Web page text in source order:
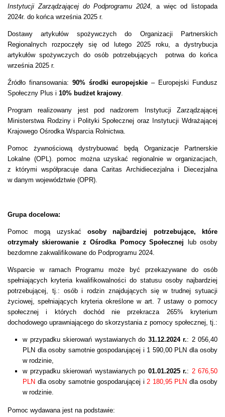
Instytucji Zarządzającej do Podprogramu 2024 , a więc od listopada
2024r. do końca września 2025 r.
Dostawy artykułów spożywczych do Organizacji Partnerskich
Regionalnych rozpoczęły się od lutego 2025 roku, a dystrybucja
artykułów spożywczych do osób potrzebujących potrwa do końca
września 2025 r.
Źródło finansowania: 90% środki europejskie – Europejski Fundusz
Społeczny Plus i 10% budżet krajowy
Program realizowany jest pod nadzorem Instytucji Zarządzającej
Ministerstwa Rodziny i Polityki Społecznej oraz Instytucji Wdrażającej
Krajowego Ośrodka Wsparcia Rolnictwa.
Pomoc żywnościową dystrybuować będą Organizacje Partnerskie
Lokalne (OPL). pomoc można uzyskać regionalnie w organizacjach,
z którymi współpracuje dana Caritas Archidiecezjalna i Diecezjalna
w danym województwie (OPR).
Grupa docelowa:
Pomoc mogą uzyskać osoby najbardziej potrzebujące, które
otrzymały skierowanie z Ośrodka Pomocy Społecznej lub osoby
bezdomne zakwalifikowane do Podprogramu 2024.
Wsparcie w ramach Programu może być przekazywane do osób
spełniających kryteria kwalifikowalności do statusu osoby najbardziej
potrzebującej, tj.: osób i rodzin znajdujących się w trudnej sytuacji
życiowej, spełniających kryteria określone w art. 7 ustawy o pomocy
społecznej i których dochód nie przekracza 265% kryterium
dochodowego uprawniającego do skorzystania z pomocy społecznej, tj.:
w przypadku skierowań wystawianych do 31.12.2024 r.: 2 056,40
PLN dla osoby samotnie gospodarującej i 1 590,00 PLN dla osoby
w rodzinie,
w przypadku skierowań wystawianych po 01.01.2025 r.: 2 676,50
PLN dla osoby samotnie gospodarującej i 2 180,95 PLN dla osoby
w rodzinie.
Pomoc wydawana jest na podstawie: